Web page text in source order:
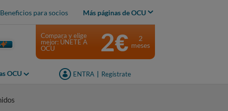
Beneficios para socios Más páginas de OCU
OCU ENTRA Regístrate
Compara y elige
mejor: ÚNETE A
OCU
2€
2
meses